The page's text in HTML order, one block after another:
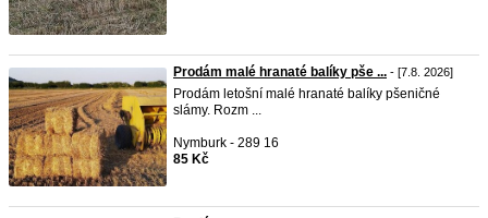
Prodám malé hranaté balíky pše ... - [7.8. 2026]
Prodám letošní malé hranaté balíky pšeničné
slámy. Rozm ...
Nymburk - 289 16
85 Kč